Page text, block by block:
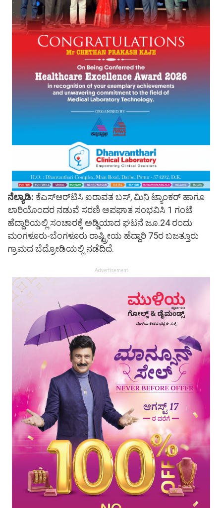
ನೆಲ್ಯಾಡಿ: ಕೆಎಸ್‌ಆರ್‌ಟಿಸಿ ಐರಾವತ ಬಸ್, ಮಿನಿ ಟ್ಯಾಂಕರ್ ಹಾಗೂ
ಲಾರಿಯೊಂದರ ನಡುವೆ ಸರಣಿ ಅಪಘಾತ ಸಂಭವಿಸಿ 1 ಗಂಟೆ
ಹೆದ್ದಾರಿಯಲ್ಲಿ ಸಂಚಾರಕ್ಕೆ ಅಡ್ಡಿಯಾದ ಘಟನೆ ಜೂ.24 ರಂದು
ಮಂಗಳೂರು-ಬೆಂಗಳೂರು ರಾಷ್ಟ್ರೀಯ ಹೆದ್ದಾರಿ 75ರ ಬಜತ್ತೂರು
ಗ್ರಾಮದ ಬೆದ್ರೋಡಿಯಲ್ಲಿ ನಡೆದಿದೆ.
Advertisement